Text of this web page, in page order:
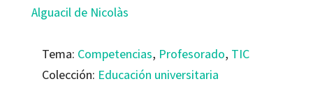
Alguacil de Nicolàs
Tema: Competencias, Profesorado, TIC
Colección: Educación universitaria